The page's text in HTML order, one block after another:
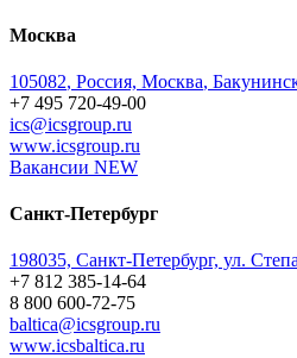
Москва
105082, Россия, Москва,
+7 495 720-49-00
ics@icsgroup.ru
www.icsgroup.ru
Вакансии NEW
Санкт-Петербург
198035, Санкт-Петербург, ул.
+7 812 385-14-64
8 800 600-72-75
baltica@icsgroup.ru
www.icsbaltica.ru